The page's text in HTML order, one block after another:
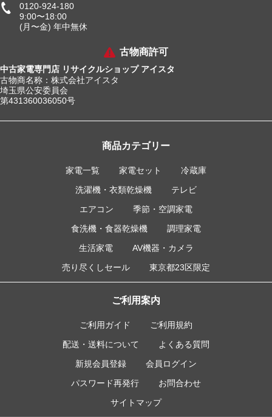
0120-924-180
9:00〜18:00
(月〜金) 年中無休
古物商許可
中古家電専門店 リサイクルショップ アイスタ
古物商名称：株式会社アイスタ
埼玉県公安委員会
第431360036050号
商品カテゴリー
家電一覧 家電セット
冷蔵庫
洗濯機・衣類乾燥機
テレビ
エアコン
季節・空調家電
食洗機・食器乾燥機
調理家電
生活家電
AV機器・カメラ
売り尽くしセール
東京都23区限定
ご利用案内
ご利用ガイド
ご利用規約
配送・送料について
よくある質問
新規会員登録
会員ログイン
パスワード再発行
お問合わせ
サイトマップ